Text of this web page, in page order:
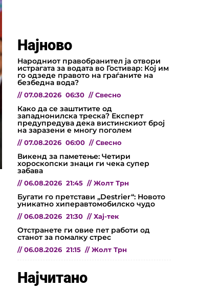
Најново
Народниот правобранител ја отвори
истрагата за водата во Гостивар: Кој им
го одзеде правото на граѓаните на
безбедна вода?
// 07.08.2026 06:30 // Свесно
Како да се заштитите од
западнонилска треска? Експерт
предупредува дека вистинскиот број
на заразени е многу поголем
// 07.08.2026 06:00 // Свесно
Викенд за паметење: Четири
хороскопски знаци ги чека супер
забава
// 06.08.2026 21:45 // Жолт Трн
Бугати го претстави „Destrier“: Новото
уникатно хиперавтомобилско чудо
// 06.08.2026 21:30 // Хај-тек
Отстранете ги овие пет работи од
станот за помалку стрес
// 06.08.2026 21:15 // Жолт Трн
Најчитано